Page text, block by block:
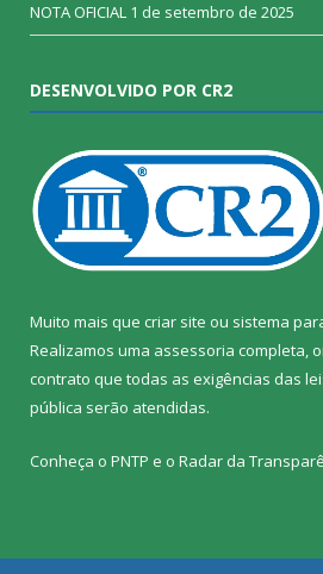
NOTA OFICIAL 1 de setembro de 2025
DESENVOLVIDO POR CR2
Muito mais que criar site ou sistema
Realizamos uma assessoria completa,
contrato que todas as exigências das
pública serão atendidas.
Conheça o PNTP e o Radar da